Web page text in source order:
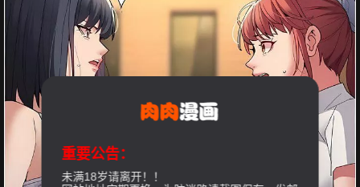
重要公告：
未满18岁请离开！！